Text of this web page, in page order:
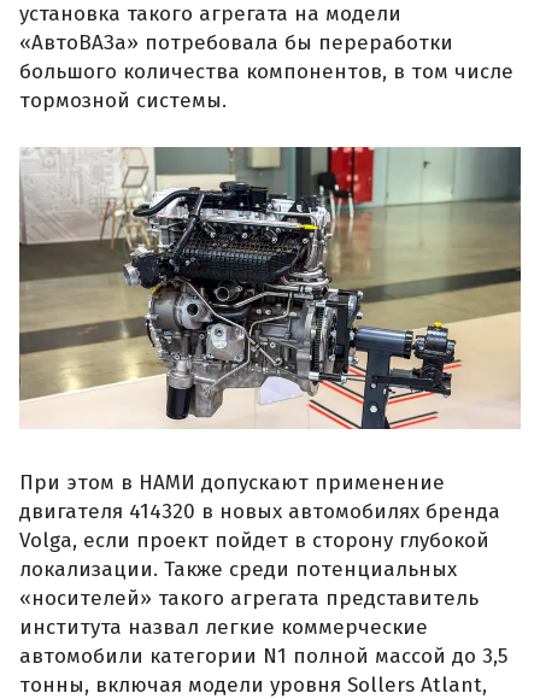
установка такого агрегата на модели
«АвтоВАЗа» потребовала бы переработки
большого количества компонентов, в том числе
тормозной системы.
При этом в НАМИ допускают применение
двигателя 414320 в новых автомобилях бренда
Volga, если проект пойдет в сторону глубокой
локализации. Также среди потенциальных
«носителей» такого агрегата представитель
института назвал легкие коммерческие
автомобили категории N1 полной массой до 3,5
тонны, включая модели уровня Sollers Atlant,